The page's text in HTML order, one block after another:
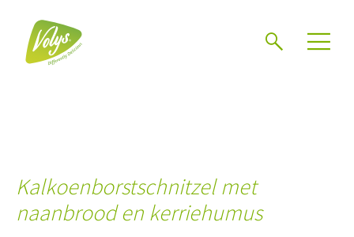
Kalkoenborstschnitzel met
naanbrood en kerriehumus